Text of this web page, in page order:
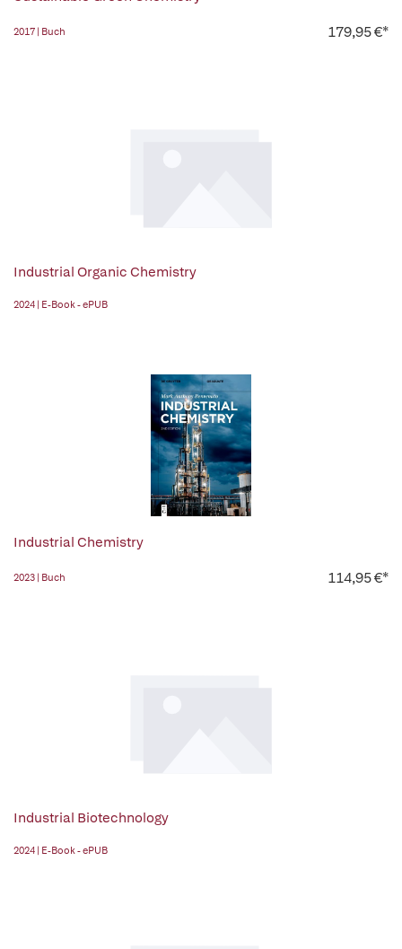
2017 | Buch 179,95 €*
Industrial Organic Chemistry
2024 | E-Book - ePUB
Industrial Chemistry
2023 | Buch 114,95 €*
Industrial Biotechnology
2024 | E-Book - ePUB